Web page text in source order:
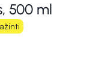
500 ml